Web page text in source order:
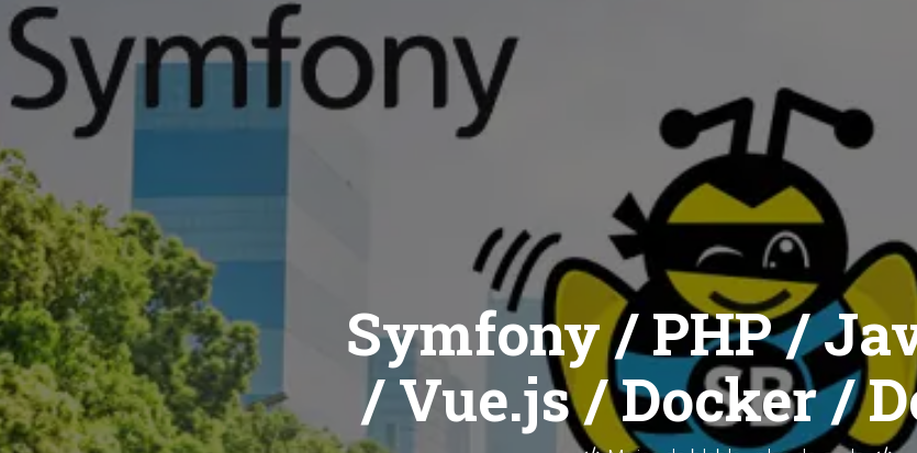
Symfony / PHP /
/ Vue.js / Docker /